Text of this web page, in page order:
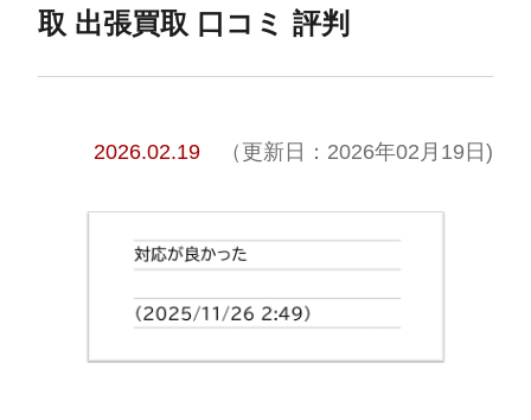
取 出張買取 口コミ 評判
2026.02.19 （更新日：2026年02月19日)